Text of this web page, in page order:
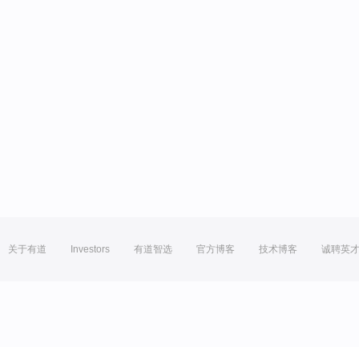
关于有道 Investors 有道智选 官方博客 技术博客 诚聘英才